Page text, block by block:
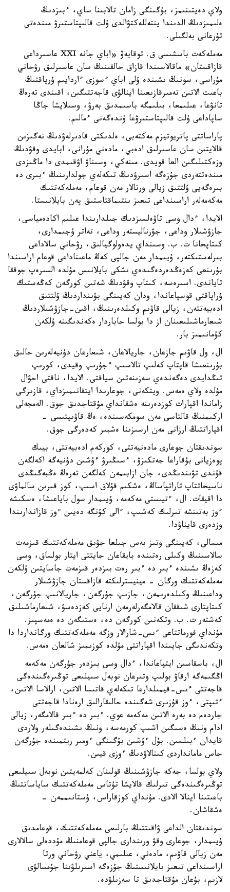
ولاي دەيتىنىمز، بۇگىنگى زامان تالابىنا ساي، ءبىزدىڭ
ەلىمىزدىڭ الدىندا ينتەللەكتۋالدى ۇلت قالىپتاستىرۋ مىندەتى
تۇرعانى بەلگىلى.
مەملەكەت باسشىسى ق. توقايەۆ «اباي جانە XXI عاسىرداعى
قازاقستان» ماقالاسىندا قازاق حالقىنىڭ سان عاسىرلىق رۋحاني
مۇراسى، سونىڭ ىشىندە ۇلى اباي ءسوزى ءاردايىم ۇرپاقتىڭ
باعىت الاتىن تەمىرقازىعىنا اينالۋى قاجەتتىگىن، اقىندى تەرەڭ
تانۋعا، عىلىمعا، بىلىمگە باسىمدىق بەرۋ، وسىلايشا جاڭا
ساپاداعى ۇلت قالىپتاستىرۋعا ۇندەگەنى ءمالىم.
پاراساتتى پاتريوتيزم مەكتەبى، ەلدىكتى قادىرلەۋدىڭ نەگىزىن
قالايتىن سان عاسىرلىق ادەبي، مادەني مۇرانى، ابايدى وقۋدىڭ
وزەكتىلىگىن العا قويدى. مىنەكي، وسىناۋ اۋقىمدى دا ماڭىزدى
مىندەتتەردى جۇزەگە اسىرۋدىڭ تىكەلەي جولدارىنىڭ ءبىرى دە
بىرەگەيى ۇلتتىق زيالى ورتالار مەن قوعام، مەملەكەتتىك
مەكەمەلەر اراسىنداعى تىعىز ىنتىماقتاستىق پەن بايلانىستا.
الايدا، ءدال وسى تاۋەلسىزدىك جىلدارىندا عىلىم اكادەمياسى،
جازۋشىلار وداعى، جۋرناليستەر وداعى، تەاتر ۇجىمدارى،
كىتاپحانا ت. ب. وسىنداي يدەولوگيالىق، رۋحاني سالاداعى
بىرلەستىكتەر، ۇيىمدار مەن جالپى كەڭ ماعىناداعى قوعام اراسىندا
بۇرىنعى كەزەڭدەردەگىدەي ىشكى بايلانىس مۇلدە السىرەپ جوققا
تاياندى. اسىرەسە، كىتاپ وقۋدىڭ شەتىن كورگەن كەڭەستىك
ۇراپاقتى قوسپاعاندا، ودان كەيىنگى بۋىنداردىڭ ۇلتتىق
ادەبيەتتەن، زيالى قاۋىم وكىلدەرىنىڭ، اقىن-جازۋشىلاردىڭ
شىعارماشىلىعىنان از دا بولسا حاباردار ەكەندىگىنە ۇلكەن
كۇمانىمىز بار.
ال، ول قاۋىم جازعان، جاريالاعان، شىعارعان دۇنيەلەرىن حالىق
بۇرىنعىشا قاپتاپ كەلىپ تالاسىپ ءجۇرىپ وقيدى، كورىپ
تىڭدايدى دەگەندەي سەزىنەتىن سياقتى. الايدا، ناقتى احۋال
مۇلدە ولاي ەمەس. ويتكەنى، جوعارىدا ايتقانىمىزداي، قازىرگى
زاماندا اقپارات كوزدەرىنە ەشقانداي مۇقتاجدىق جوق. الەمجەلى
اركىمنىڭ قالتاسى مەن سومكەسىندە، ەڭ قاۋىپتىسى -
اقپاراتتىڭ ارزانى مەن ارسىزىنا ەشبىر كەدەرگى جوق.
سوندىقتان جوعارى مادەنيەتتى، كوركەم ادەبيەتتى، بيىك
پوەزيانى بۇقاراعا جەتكىزۋ، ءسىڭىرۋ ءۇشىن دۇنيەگە اكەلگەن
قۇندى تۋىندىڭدى، جان ازابىمەن كەلگەن تەرەڭ ەڭبەگىڭدى
ناسيحاتتاپ تاراتپاساڭ، ەشكىم قۇلاق اسىپ، كوز قىرىن سالماۋى
دا اقيقات. ال، ءتيىستى مەكەمە، ۇيىمدار سول باياعىشا، ەسكىشە
ءوز بەتىنشە تىرلىك كەشىپ، ءالى كۇنگە دەيىن ءوز قازاندارىندا
وزدەرى قايناۋدا.
مىسالى، كەيىنگى وتىز بەس جىلعا جۋىق مەملەكەتتىك قىزمەت
سالاسىنىڭ وكىلى رەتىندە بايقاعان جايتتى ايتار بولساق، وسى
كەزەڭ ىشىندە ءبىر دە ءبىر رەت بىزدەر قىزمەت جاسايتىن ۇلكەن
مەملەكەتتىك ورگان - مينيسترلىكتە قازاقستان جازۋشىلار
وداعىنىڭ وكىلدەرىمەن، جازىپ جۇرگەن، جاريالانىپ جۇرگەن،
كىتاپتارى شىققان قالامگەرلەرمەن ارنايى كەزدەسۋ، شىعارماشىلىق
كەشتەر ت. ب. وتكەنىن كورگەن دە، ەستىگەن دە ەمەسپىز.
مۇنداي فورماتتاعى ءىس-شارالار وزگە مەملەكەتتىك ورگانداردا دا
وتكەندىگى جايىندا اقپاراتتى مۇلدە كوزىمىز شالعان ەمەس.
ال، باسقاسىن ايتپاعاندا، ءدال وسى بىزدەر جۇرگەن مەكەمە
اڭگىمەگە ارقاۋ بولىپ وتىرعان نوبەل سىيلىعى توڭىرەگىندەگى
قاجەتتى ءىس-قيمىلدارعا تىكەلەي قاتىسا الاتىن، ارالاسا الاتىن،
ءتىپتى، ءوز قۇزىرى شەگىندە حالىقارالىق ارەنادا قاجەتتى
جاردەم دە بەرە الاتىن مەكەمە عوي. ءبىر دە ءبىر قالامگەر، زيالى
ادام ونىڭ ەسىگىن اشىپ كورمەسە، ونىڭ ىشىندەگىلەر ولاردى
قايدان ءبىلسىن. بۇل ءۇشىن بۇگىنگى ءومىر ريتمىندە جۇرگەن
جاس مامانداردى كىنالاۋدىڭ ءوزى قيىن.
ولاي بولسا، جەكە جازۋشىنىڭ قولىنان كەلمەيتىن نوبەل سىيلىعى
توڭىرەگىندەگى تىرلىك قالايشا تۇتاس مەملەكەتتىك ساياساتتىڭ
باعىتىنا اينالا الادى. مۇنداي كوزقاراس، ۇستانىممەن -
ەشقاشان.
سوندىقتان الداعى ۋاقىتتىڭ بارلىعى مەملەكەتتىك، قوعامدىق
ۇيىمدار، جوعارى وقۋ ورىندارى جالپى قوعامنىڭ مۇددەلى سالالارى
مەن زيالى قاۋىم، مادەني، عىلىمي، ياعني رۋحاني ورتا
اراسىنداعى تىعىز بايلانىستىڭ جۇزەگە اسىرىلۋىنا جۇمسالۋى
لازىم، بۇعان مۇقتاجدىق تا سەزىلۋدە.